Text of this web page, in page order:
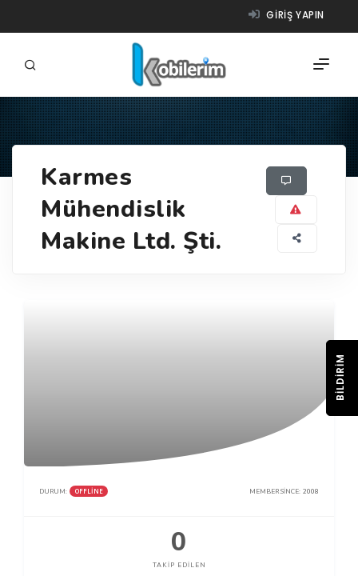
GIRIŞ YAPIN
ÜRÜNLER
Karmes
Mühendislik
Makine Ltd. Şti.
DURUM: OFFLINE MEMBER SINCE: 2008
0
TAKIP EDILEN
BILDIRIM